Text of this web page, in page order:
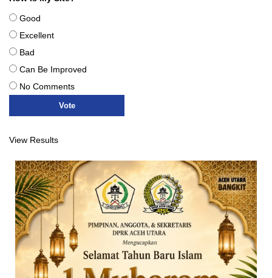
Good
Excellent
Bad
Can Be Improved
No Comments
View Results